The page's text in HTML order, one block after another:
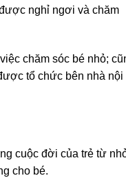
nghỉ ngơi và chăm
chăm sóc bé nhỏ;
tổ chức bên nhà nội
cuộc đời của trẻ từ
cho bé.